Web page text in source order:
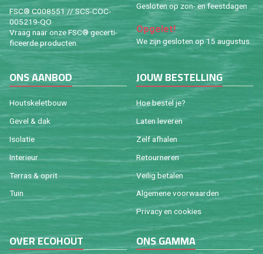
FSC® C008551 // SCS-COC-
005219-QO
Vraag naar onze FSC® ge­cer­ti­
fi­ceer­de pro­duc­ten.
Ge­slo­ten op zon- en feest­da­gen
Op­ge­let!
We zijn ge­slo­ten op 15 au­gus­tus.
ONS AAN­BOD
Houtske­let­bouw
Gevel & dak
Iso­la­tie
In­te­ri­eur
Ter­ras & oprit
Tuin
JOUW BE­STEL­LING
Hoe be­stel je?
Laten le­ve­ren
Zelf af­ha­len
Re­tour­ne­ren
Vei­lig be­ta­len
Al­ge­me­ne voor­waar­den
Pri­va­cy en coo­kies
OVER ECO­HOUT ONS GAMMA